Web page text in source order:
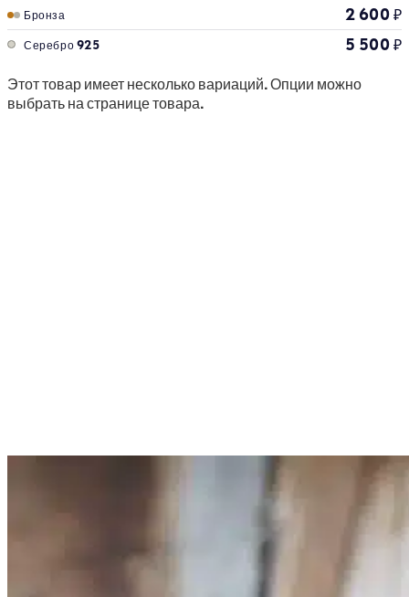
Бронза 2 600₽
Серебро 925 5 500₽
Этот товар имеет несколько вариаций. Опции можно
выбрать на странице товара.